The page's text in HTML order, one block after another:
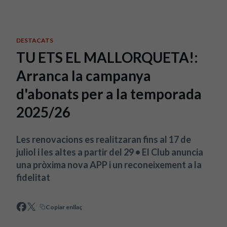
DESTACATS
TU ETS EL MALLORQUETA!:
Arranca la campanya
d'abonats per a la temporada
2025/26
Les renovacions es realitzaran fins al 17 de
juliol i les altes a partir del 29 • El Club anuncia
una pròxima nova APP i un reconeixement a la
fidelitat
Copiar enllaç